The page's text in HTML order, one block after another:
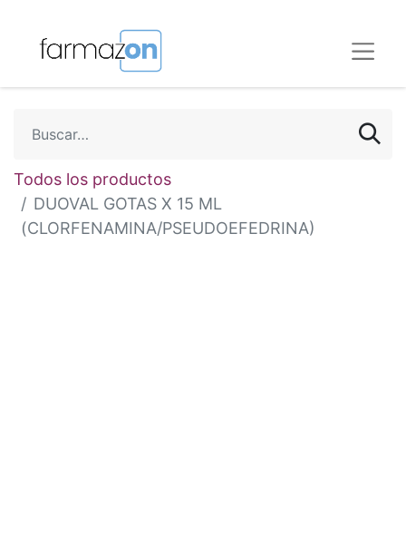
Todos los productos
DUOVAL GOTAS X 15 ML
(CLORFENAMINA/PSEUDOEFEDRINA)